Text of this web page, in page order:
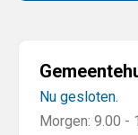
Nu gesloten.
Morgen: 9.00 -